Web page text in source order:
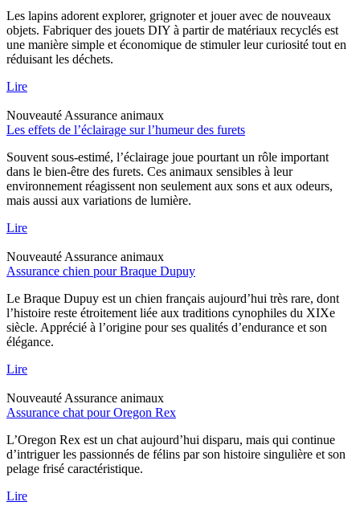
Les lapins adorent explorer, grignoter et jouer avec de nouveaux
objets. Fabriquer des jouets DIY à partir de matériaux recyclés est
une manière simple et économique de stimuler leur curiosité tout en
réduisant les déchets.
Lire
Nouveauté Assurance animaux
Les effets de l’éclairage sur l’humeur des furets
Souvent sous-estimé, l’éclairage joue pourtant un rôle important
dans le bien-être des furets. Ces animaux sensibles à leur
environnement réagissent non seulement aux sons et aux odeurs,
mais aussi aux variations de lumière.
Lire
Nouveauté Assurance animaux
Assurance chien pour Braque Dupuy
Le Braque Dupuy est un chien français aujourd’hui très rare, dont
l’histoire reste étroitement liée aux traditions cynophiles du XIXe
siècle. Apprécié à l’origine pour ses qualités d’endurance et son
élégance.
Lire
Nouveauté Assurance animaux
Assurance chat pour Oregon Rex
L’Oregon Rex est un chat aujourd’hui disparu, mais qui continue
d’intriguer les passionnés de félins par son histoire singulière et son
pelage frisé caractéristique.
Lire